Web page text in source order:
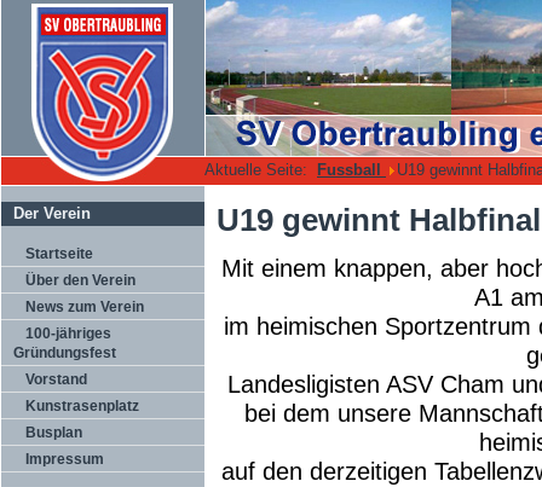
Aktuelle Seite: Fussball U19 gewinnt
Der Verein
Startseite
Über den Verein
News zum Verein
100-jähriges
Gründungsfest
Vorstand
Kunstrasenplatz
Busplan
Impressum
U19 gewinnt
Mit einem knappen, aber
A1
im heimischen Sportzentrum
Landesligisten ASV Cham
bei dem unsere
auf den derzeitigen